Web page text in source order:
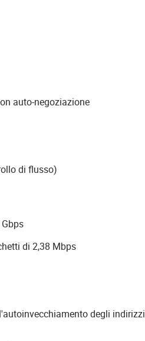
auto-negoziazione
di flusso)
di 2,38 Mbps
degli indirizzi